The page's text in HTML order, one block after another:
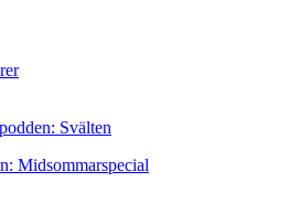
Svälten
Midsommarspecial